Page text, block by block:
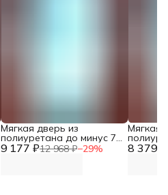
9 177 ₽12 968 ₽−29%
Мягкая дверь из
полиуретана до минус 75
градусов 110х220 8 379 ₽
Мягкая